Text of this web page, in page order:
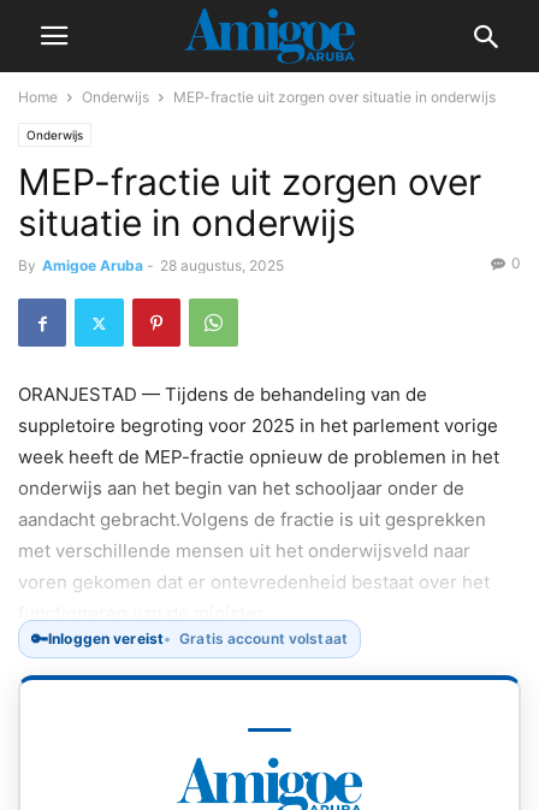
Home Onderwijs MEP-fractie uit zorgen over situatie in onderwijs
Onderwijs
MEP-fractie uit zorgen over
situatie in onderwijs
By Amigoe Aruba - 28 augustus, 2025 0
ORANJESTAD — Tijdens de behandeling van de
suppletoire begroting voor 2025 in het parlement vorige
week heeft de MEP-fractie opnieuw de problemen in het
onderwijs aan het begin van het schooljaar onder de
aandacht gebracht.Volgens de fractie is uit gesprekken
met verschillende mensen uit het onderwijsveld naar
voren gekomen dat er ontevredenheid bestaat over het
🔑Inloggen vereist Gratis account volstaat